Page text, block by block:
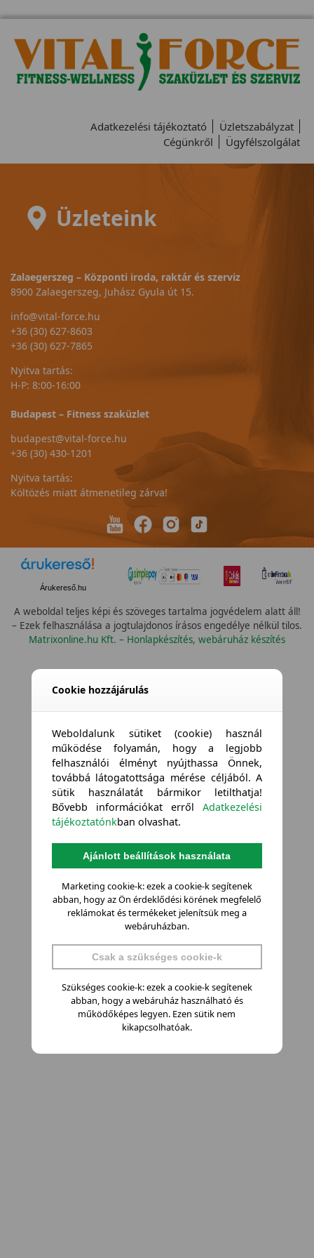
Adatkezelési tájékoztató
Üzletszabályzat
Cégünkről
Ügyfélszolgálat
Üzleteink
Zalaegerszeg – Központi iroda, raktár és szerviz
8900 Zalaegerszeg, Juhász Gyula út 15.
info@vital-force.hu
+36 (30) 627-8603
+36 (30) 627-7865
Nyitva tartás:
H-P: 8:00-16:00
Budapest – Fitness szaküzlet
budapest@vital-force.hu
+36 (30) 430-1201
Nyitva tartás:
Költözés miatt átmenetileg zárva!
Árukereső.hu
A weboldal teljes képi és szöveges tartalma jogvédelem alatt áll!
– Ezek felhasználása a jogtulajdonos írásos engedélye nélkül tilos.
Matrixonline.hu Kft. – Honlapkészítés, webáruház készítés
Cookie hozzájárulás
Weboldalunk sütiket (cookie) használ
működése folyamán, hogy a legjobb
felhasználói élményt nyújthassa Önnek,
továbbá látogatottsága mérése céljából. A
sütik használatát bármikor letilthatja!
Bővebb információkat errőlAdatkezelési
tájékoztatónkban olvashat.
Ajánlott beállítások használata
Marketing cookie-k: ezek a cookie-k segítenek
abban, hogy az Ön érdeklődési körének megfelelő
reklámokat és termékeket jelenítsük meg a
webáruházban.
Csak a szükséges cookie-k
Szükséges cookie-k: ezek a cookie-k segítenek
abban, hogy a webáruház használható és
működőképes legyen. Ezen sütik nem
kikapcsolhatóak.